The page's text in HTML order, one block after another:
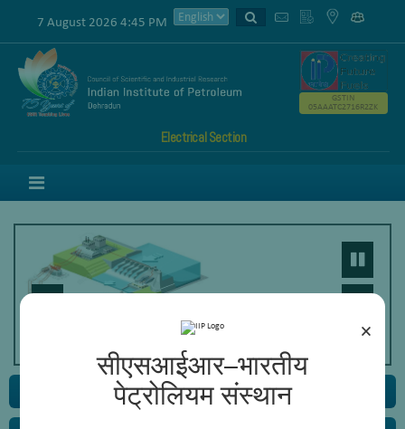
×
सीएसआईआर–भारतीय
पेट्रोलियम संस्थान
7 August 2026 4:45 PM
Electrical Section
GSTIN
05AAATC2716R2ZK
Civil Section